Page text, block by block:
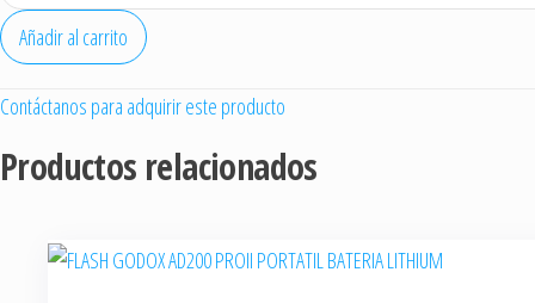
STAND
DE
2.8
METROS
cantidad
Añadir al carrito
Contáctanos para adquirir este producto
Productos relacionados